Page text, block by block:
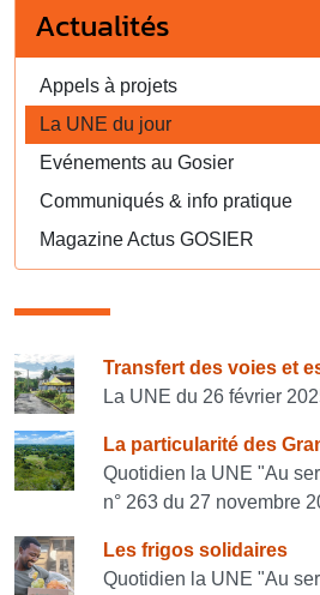
Actualités
Appels à projets
La UNE du jour
Evénements au Gosier
Communiqués & info pratique
Magazine Actus GOSIER
Consulter également
Transfert des voies et
La UNE du 26 février
La particularité des
Quotidien la UNE "Au
n° 263 du 27 novembre
Les frigos solidaires
Quotidien la UNE "Au